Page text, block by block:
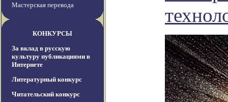
Мастерская перевода
КОНКУРСЫ
За вклад в русскую
культуру публикациями в
Интернете
Литературный конкурс
Читательский конкурс